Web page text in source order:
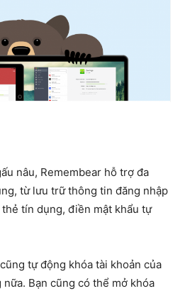
nâu, Remembear hỗ trợ đa
từ lưu trữ thông tin đăng nhập
tín dụng, điền mật khẩu tự
tự động khóa tài khoản của
Bạn cũng có thể mở khóa